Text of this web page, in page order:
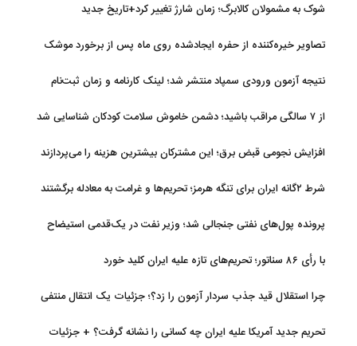
شوک به مشمولان کالابرگ؛ زمان شارژ تغییر کرد+تاریخ جدید
تصاویر خیره‌کننده از حفره ایجادشده روی ماه پس از برخورد موشک
فالکون ۹
نتیجه آزمون ورودی سمپاد منتشر شد؛ لینک کارنامه و زمان ثبت‌نام
از ۷ سالگی مراقب باشید؛ دشمن خاموش سلامت کودکان شناسایی شد
افزایش نجومی قبض برق؛ این مشترکان بیشترین هزینه را می‌پردازند
شرط ۲گانه ایران برای تنگه هرمز؛ تحریم‌ها و غرامت به معادله برگشتند
پرونده پول‌های نفتی جنجالی شد؛ وزیر نفت در یک‌قدمی استیضاح
با رأی ۸۶ سناتور؛ تحریم‌های تازه علیه ایران کلید خورد
چرا استقلال قید جذب سردار آزمون را زد؟؛ جزئیات یک انتقال منتفی
تحریم جدید آمریکا علیه ایران چه کسانی را نشانه گرفت؟ + جزئیات